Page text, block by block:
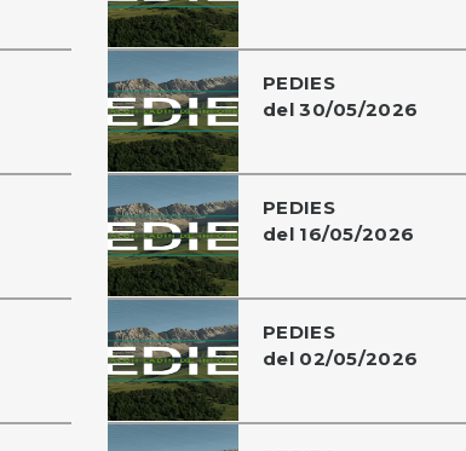
PEDIES
del 30/05/2026
PEDIES
del 16/05/2026
PEDIES
del 02/05/2026